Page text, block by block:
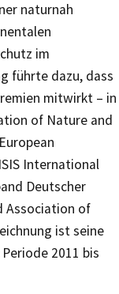
naturnah
im
führte dazu, dass
mitwirkt – in
of Nature and
International
Deutscher
Association of
ist seine
2011 bis